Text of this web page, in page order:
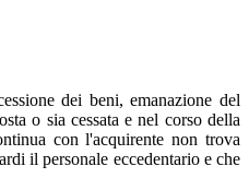
dei beni, emanazione del
o sia cessata e nel corso della
con l'acquirente non trova
il personale eccedentario e che